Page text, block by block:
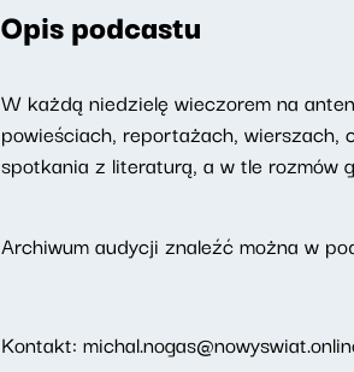
Opis podcastu
W każdą niedzielę wieczorem na
powieściach, reportażach, wierszach,
spotkania z literaturą, a w tle rozmów
Archiwum audycji znaleźć można w
Kontakt: